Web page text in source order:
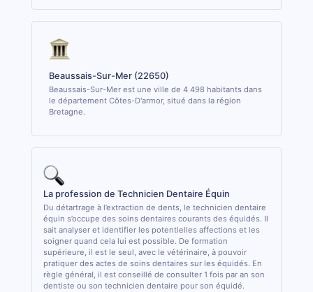
Beaussais-Sur-Mer (22650)
Beaussais-Sur-Mer est une ville de 4 498 habitants dans
le département Côtes-D'armor, situé dans la région
Bretagne.
La profession de Technicien Dentaire Équin
Du détartrage à l’extraction de dents, le technicien dentaire
équin s’occupe des soins dentaires courants des équidés. Il
sait analyser et identifier les potentielles affections et les
soigner quand cela lui est possible. De formation
supérieure, il est le seul, avec le vétérinaire, à pouvoir
pratiquer des actes de soins dentaires sur les équidés. En
règle général, il est conseillé de consulter 1 fois par an son
dentiste ou son technicien dentaire pour son équidé.